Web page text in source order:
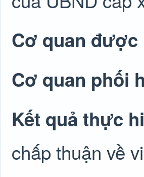
Cơ quan
Cơ quan phối
Kết quả thực
chấp thuận về